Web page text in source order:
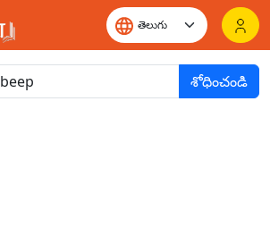
శోధించండి